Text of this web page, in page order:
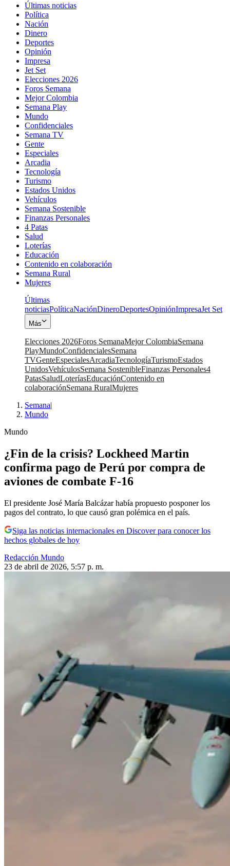
Últimas noticias
Política
Nación
Dinero
Deportes
Opinión
Impresa
Jet Set
Elecciones 2026
Foros Semana
Mejor Colombia
Semana Play
Mundo
Confidenciales
Semana TV
Gente
Especiales
Arcadia
Tecnología
Turismo
Estados Unidos
Vehículos
Semana Sostenible
Finanzas Personales
4 Patas
Salud
Loterías
Educación
Contenido en colaboración
Semana Rural
Mujeres
Últimas
noticiasPolíticaNaciónDineroDeportesOpiniónImpresaJet Set
Más
Elecciones 2026Foros SemanaMejor ColombiaSemana
PlayMundoConfidencialesSemana
TVGenteEspecialesArcadiaTecnologíaTurismoEstados
UnidosVehículosSemana SostenibleFinanzas Personales4
PatasSaludLoteríasEducaciónContenido en
colaboraciónSemana RuralMujeres
Semana|
Mundo
Mundo
¿Fin de la crisis? Lockheed Martin
confirma pago de Perú por compra de
aviones de combate F-16
El presidente José María Balcázar había propuesto posponer los
pagos del contrato, lo que causó gran polémica en el país.
Siga las noticias internacionales en Discover para conocer los
hechos globales de hoy
Redacción Mundo
23 de abril de 2026, 5:57 p. m.